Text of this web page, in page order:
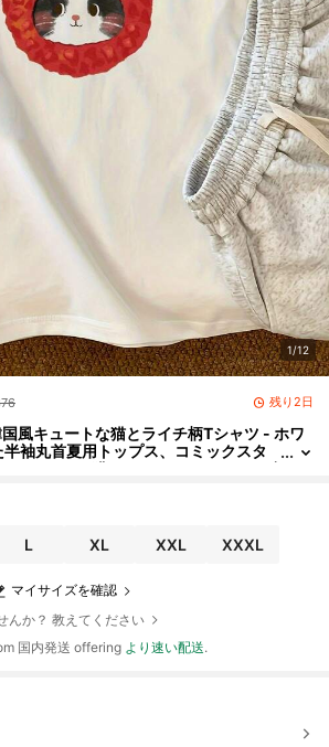
1/12
残り2日
風キュートな猫とライチ柄Tシャツ - ホワ
袖丸首夏用トップス、コミックスタ
、かわいい猫のヤンとフルーツのデザ
L XL XXL XXXL
マイサイズを確認
んか？ 教えてください
国内発送 offering より速い配送.